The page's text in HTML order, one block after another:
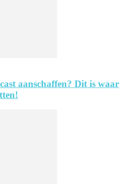
aanschaffen? Dit is waar